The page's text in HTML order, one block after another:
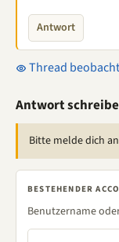
Antwort
Thread
Antwort
Bitte melde dich
BESTEHENDER
Benutzername